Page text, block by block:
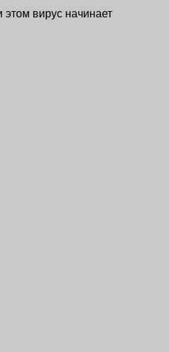
вирус начинает